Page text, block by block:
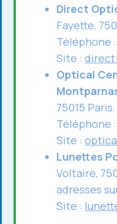
Direct
Fayette,
Téléphone :
Site :
Optical
75015 Paris.
Téléphone :
Site :
Lunettes
Voltaire,
adresses
Site :